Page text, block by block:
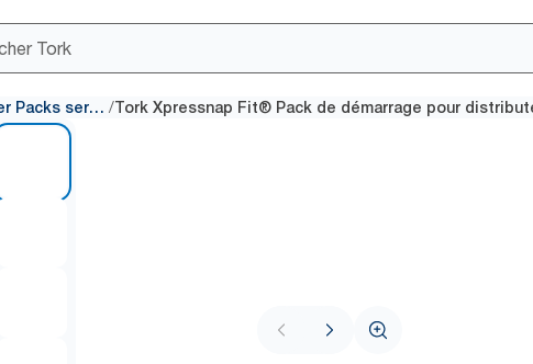
Starter Packs serviettes enchevêtrées /